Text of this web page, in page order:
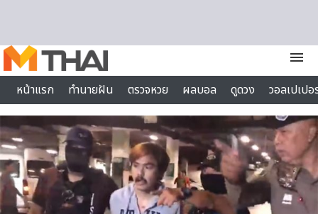
menu
หน้าแรก
ทำนายฝัน ตรวจหวย ผลบอล ดูดวง
วอลเปเป
ไลฟ์สไตล์